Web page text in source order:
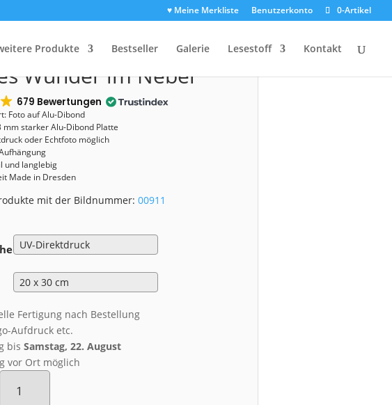
♥ Meine Merkliste Benutzerkonto 0-Artikel
Produkte Bestseller Galerie Lesestoff Kontakt
im Nebel
(00911)
Wunder im Nebel
679 Bewertungen
Foto auf Alu-Dibond
mm starker Alu-Dibond Platte
oder Echtfoto möglich
und langlebig
Made in Dresden
mit der Bildnummer:00911
Fertigung nach Bestellung
Aufdruck etc.
bisSamstag, 22. August
vor Ort möglich
Alu-
Dibond